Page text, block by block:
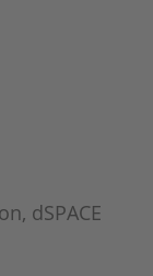
dSPACE